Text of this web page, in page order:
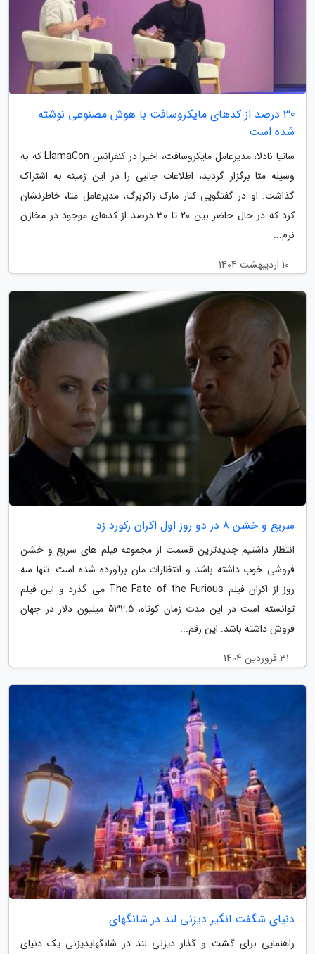
30 درصد از کدهای مایکروسافت با هوش مصنوعی نوشته
شده است
ساتیا نادلا، مدیرعامل مایکروسافت، اخیرا در کنفرانس LlamaCon که به
وسیله متا برگزار گردید، اطلاعات جالبی را در این زمینه به اشتراک
گذاشت. او در گفتگویی کنار مارک زاکربرگ، مدیرعامل متا، خاطرنشان
کرد که در حال حاضر بین 20 تا 30 درصد از کدهای موجود در مخازن
نرم...
10 اردیبهشت 1404
سریع و خشن 8 در دو روز اول اکران رکورد زد
انتظار داشتیم جدیدترین قسمت از مجموعه فیلم های سریع و خشن
فروشی خوب داشته باشد و انتظارات مان برآورده شده است. تنها سه
روز از اکران فیلم The Fate of the Furious می گذرد و این فیلم
توانسته است در این مدت زمان کوتاه، 532.5 میلیون دلار در جهان
فروش داشته باشد. این رقم...
31 فروردین 1404
دنیای شگفت انگیز دیزنی لند در شانگهای
راهنمایی برای گشت و گذار دیزنی لند در شانگهایدیزنی یک دنیای